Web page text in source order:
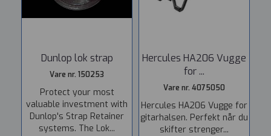
Dunlop lok strap
Vare nr. 150253
Protect your most
valuable investment with
Dunlop's Strap Retainer
systems. The Lok...
Hercules HA206 Vugge
for ...
Vare nr. 4075050
Hercules HA206 Vugge for
gitarhalsen. Perfekt når du
skifter strenger...